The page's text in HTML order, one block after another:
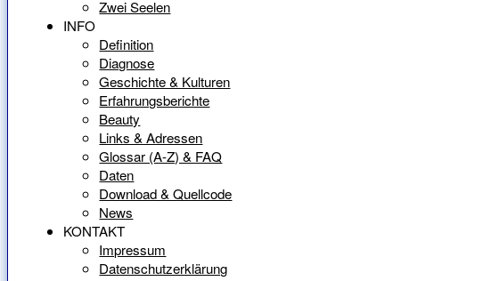
Zwei Seelen
INFO
Definition
Diagnose
Geschichte & Kulturen
Erfahrungsberichte
Beauty
Links & Adressen
Glossar (A-Z) & FAQ
Daten
Download & Quellcode
News
KONTAKT
Impressum
Datenschutzerklärung